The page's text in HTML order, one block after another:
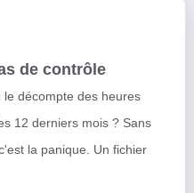
de contrôle
décompte des heures
12 derniers mois ? Sans
la panique. Un fichier